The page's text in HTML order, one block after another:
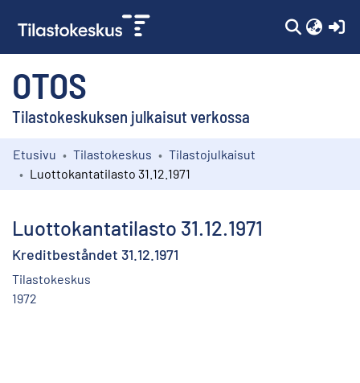
OTOS
Tilastokeskuksen julkaisut verkossa
Kokoelmat
Etusivu Tilastokeskus
Tilastojulkaisut
Luottokantatilasto 31.12.1971
Luottokantatilasto 31.12.1971
Kreditbeståndet 31.12.1971
Tilastokeskus
1972